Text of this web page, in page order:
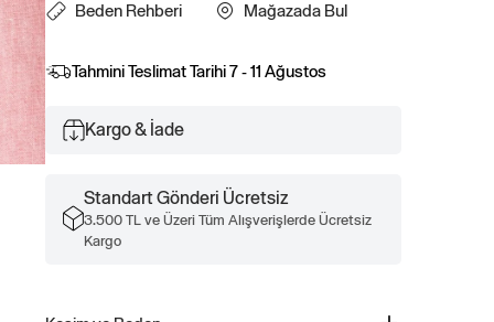
Beden Rehberi Mağazada Bul
Tahmini Teslimat Tarihi7 - 11 Ağustos
Kargo & İade
Standart Gönderi Ücretsiz
3.500 TL ve Üzeri Tüm Alışverişlerde Ücretsiz
Kargo